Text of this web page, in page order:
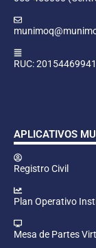
RUC: 20154469941
APLICATIVOS
Registro Civil
Plan Operativo
Mesa de Partes